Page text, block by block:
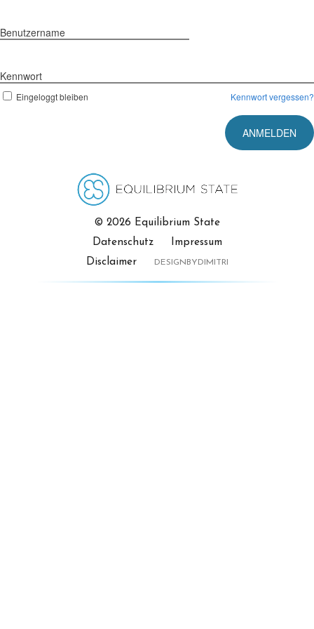
Benutzername
Kennwort
Eingeloggt bleiben Kennwort vergessen?
© 2026 Equilibrium State
Datenschutz
Impressum
Disclaimer
DESIGNBYDIMITRI